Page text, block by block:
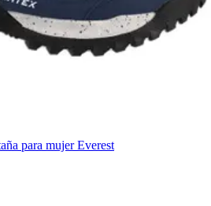
para mujer Everest